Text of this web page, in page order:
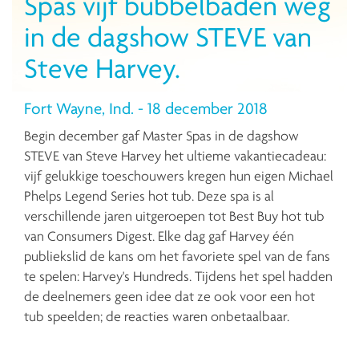
in de dagshow STEVE van
Steve Harvey.
Fort Wayne, Ind. - 18 december 2018
Begin december gaf Master Spas in de dagshow
STEVE van Steve Harvey het ultieme vakantiecadeau:
vijf gelukkige toeschouwers kregen hun eigen Michael
Phelps Legend Series hot tub. Deze spa is al
verschillende jaren uitgeroepen tot Best Buy hot tub
van Consumers Digest. Elke dag gaf Harvey één
publiekslid de kans om het favoriete spel van de fans
te spelen: Harvey's Hundreds. Tijdens het spel hadden
de deelnemers geen idee dat ze ook voor een hot
tub speelden; de reacties waren onbetaalbaar.